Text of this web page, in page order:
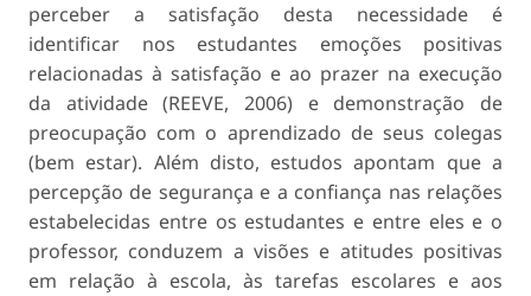
perceber a satisfação desta necessidade é
identificar nos estudantes emoções positivas
relacionadas à satisfação e ao prazer na execução
da atividade (REEVE, 2006) e demonstração de
preocupação com o aprendizado de seus colegas
(bem estar). Além disto, estudos apontam que a
percepção de segurança e a confiança nas relações
estabelecidas entre os estudantes e entre eles e o
professor, conduzem a visões e atitudes positivas
em relação à escola, às tarefas escolares e aos